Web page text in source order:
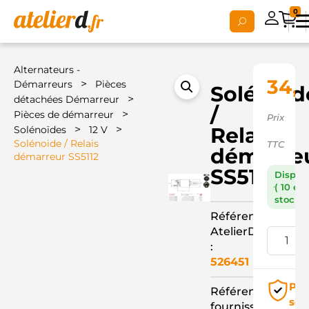
0
Alternateurs -
Démarreurs
>
Pièces
détachées Démarreur
>
Pièces de démarreur >
Solénoïdes > 12 V >
Solénoide / Relais
démarreur SS5112
/
Relais
SS5112
Référence
AtelierD
:
526451
Référence
Prix
TTC
( 10 en
stock )